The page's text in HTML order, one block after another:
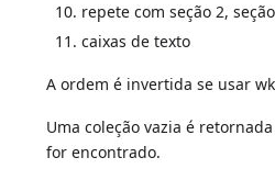
repete com seção 2,
caixas de texto
A ordem é invertida se usar
Uma coleção vazia é
for encontrado.